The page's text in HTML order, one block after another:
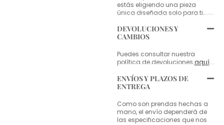
estás eligiendo una pieza
única diseñada solo para ti.
DEVOLUCIONES Y
CAMBIOS
Puedes consultar nuestra
política de devolucionesaquí.
ENVÍOS Y PLAZOS DE
ENTREGA
Como son prendas hechas a
mano, el envío dependerá de
las especificaciones que nos